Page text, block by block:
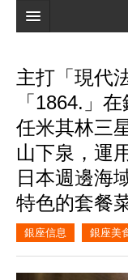
搜索
最新信息
口碑
我的頁面
書簽
主打「現代
「1864.」
任米其林三
山下泉，運
日本週邊海
特色的套餐
銀座信息 銀座美